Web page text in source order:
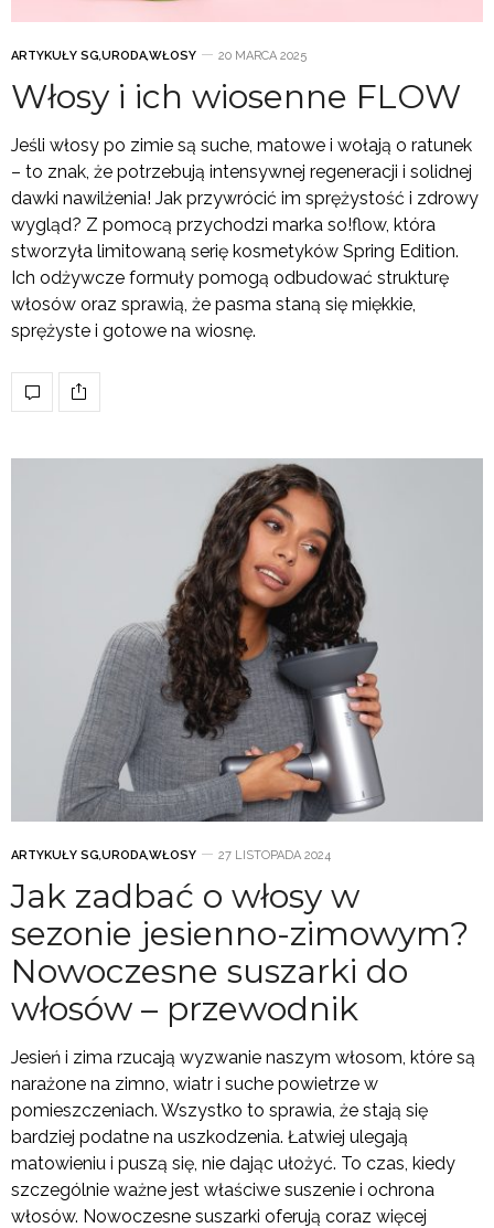
ARTYKUŁY SG,URODA,WŁOSY 20 MARCA 2025
Włosy i ich wiosenne FLOW
Jeśli włosy po zimie są suche, matowe i wołają o ratunek
– to znak, że potrzebują intensywnej regeneracji i solidnej
dawki nawilżenia! Jak przywrócić im sprężystość i zdrowy
wygląd? Z pomocą przychodzi marka so!flow, która
stworzyła limitowaną serię kosmetyków Spring Edition.
Ich odżywcze formuły pomogą odbudować strukturę
włosów oraz sprawią, że pasma staną się miękkie,
sprężyste i gotowe na wiosnę.
ARTYKUŁY SG,URODA,WŁOSY 27 LISTOPADA 2024
Jak zadbać o włosy w
sezonie jesienno-zimowym?
Nowoczesne suszarki do
włosów – przewodnik
Jesień i zima rzucają wyzwanie naszym włosom, które są
narażone na zimno, wiatr i suche powietrze w
pomieszczeniach. Wszystko to sprawia, że stają się
bardziej podatne na uszkodzenia. Łatwiej ulegają
matowieniu i puszą się, nie dając ułożyć. To czas, kiedy
szczególnie ważne jest właściwe suszenie i ochrona
włosów. Nowoczesne suszarki oferują coraz więcej